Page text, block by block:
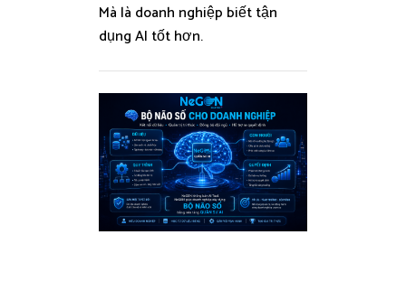
Mà là doanh nghiệp biết tận
dụng AI tốt hơn.